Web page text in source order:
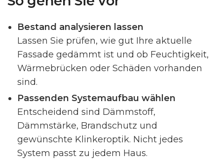
Bestand analysieren lassen
Lassen Sie prüfen, wie gut Ihre aktuelle
Fassade gedämmt ist und ob Feuchtigkeit,
Wärmebrücken oder Schäden vorhanden
sind.
Passenden Systemaufbau wählen
Entscheidend sind Dämmstoff,
Dämmstärke, Brandschutz und
gewünschte Klinkeroptik. Nicht jedes
System passt zu jedem Haus.